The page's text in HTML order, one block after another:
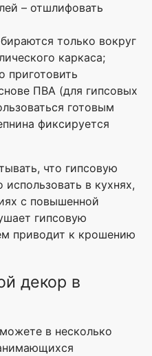
– отшлифовать
только вокруг
каркаса;
приготовить
ПВА (для гипсовых
готовым
фиксируется
что гипсовую
в кухнях,
с повышенной
гипсовую
приводит к крошению
декор в
в несколько